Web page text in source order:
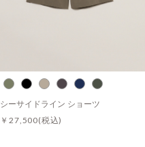
シーサイドライン ショーツ
￥27,500(税込)